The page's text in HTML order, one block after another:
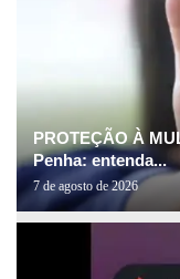
PROTEÇÃO À
Penha: entenda...
7 de agosto de 2026